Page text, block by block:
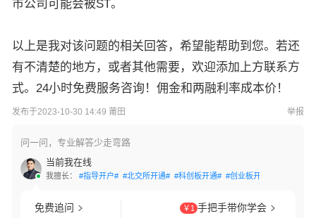
市公司可能会被ST。
以上是我对该问题的相关回答，希望能帮助到您。若还
有不清楚的地方，或者其他需要，欢迎添加上方联系方
式。24小时免费服务咨询！佣金和两融利率成本价！
发布于2023-10-30 14:49 莆田 举报
问一问，专业解答少走弯路
当前我在线
我擅长： #指导开户# #北交所开通# #科创板开通# #创业板开通#
免费追问 ￥1 手把手带你学会